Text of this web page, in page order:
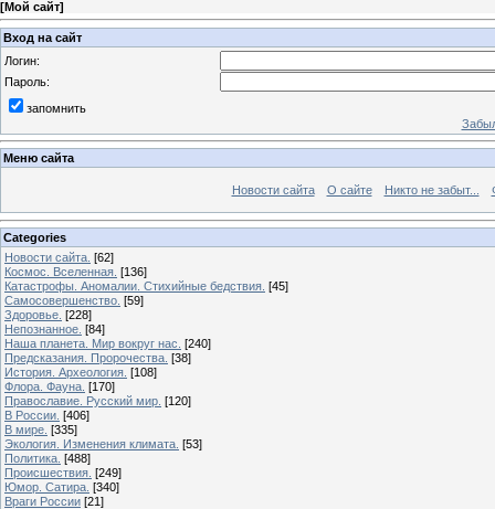
[Мой сайт]
Вход на сайт
Логин:
Пароль:
запомнить
Меню сайта
Новости сайта О сайте Никто не забыт...
Categories
Новости сайта. [62]
Космос. Вселенная. [136]
Катастрофы. Аномалии. Стихийные бедствия. [45]
Самосовершенство. [59]
Здоровье. [228]
Непознанное. [84]
Наша планета. Мир вокруг нас. [240]
Предсказания. Пророчества. [38]
История. Археология. [108]
Флора. Фауна. [170]
Православие. Русский мир. [120]
В России. [406]
В мире. [335]
Экология. Изменения климата. [53]
Политика. [488]
Происшествия. [249]
Юмор. Сатира. [340]
Враги России [21]